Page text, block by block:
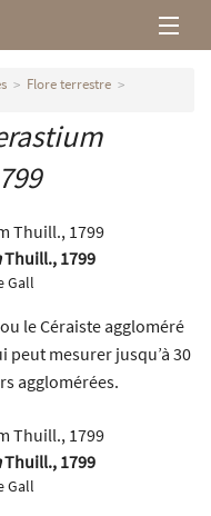
Flore terrestre
Thuill., 1799
Gall
ou le Céraiste aggloméré
peut mesurer jusqu’à 30
agglomérées.
Thuill., 1799
Gall